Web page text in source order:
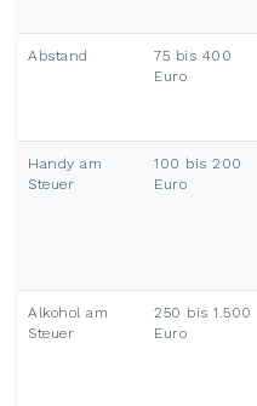
Abstand
75 bis 400
Euro
Handy am
Steuer
100 bis 200
Euro
Alkohol am
Steuer
250 bis 1.500
Euro